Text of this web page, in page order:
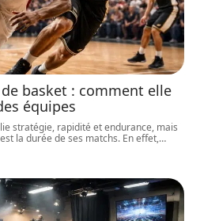
de basket : comment elle
équipes
stratégie, rapidité et endurance, mais
la durée de ses matchs. En effet,…